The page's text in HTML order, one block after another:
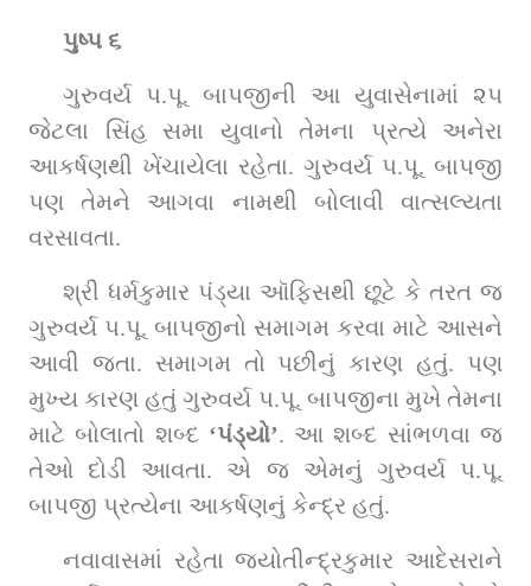
પુષ્પ ૬
ગુરુવર્ય પ.પૂ. બાપજીની આ યુવાસેનામાં ૨૫
જેટલા સિંહ સમા યુવાનો તેમના પ્રત્યે અનેરા
આકર્ષણથી ખેંચાયેલા રહેતા. ગુરુવર્ય પ.પૂ. બાપજી
પણ તેમને આગવા નામથી બોલાવી વાત્સલ્યતા
વરસાવતા.
શ્રી ધર્મકુમાર પંડ્યા ઑફિસથી છૂટે કે તરત જ
ગુરુવર્ય પ.પૂ. બાપજીનો સમાગમ કરવા માટે આસને
આવી જતા. સમાગમ તો પછીનું કારણ હતું. પણ
મુખ્ય કારણ હતું ગુરુવર્ય પ.પૂ. બાપજીના મુખે તેમના
માટે બોલાતો શબ્દ ‘પંડ્યો’. આ શબ્દ સાંભળવા જ
તેઓ દોડી આવતા. એ જ એમનું ગુરુવર્ય પ.પૂ.
બાપજી પ્રત્યેના આકર્ષણનું કેન્દ્ર હતું.
નવાવાસમાં રહેતા જ્યોતીન્દ્રકુમાર આદેસરાને